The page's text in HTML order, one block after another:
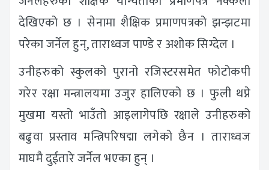
देखिएको छ । सेनामा शैक्षिक प्रमाणपत्रको झन्झटमा
परेका जर्नेल हुन्, ताराध्वज पाण्डे र अशोक सिग्देल ।
उनीहरुको स्कुलको पुरानो रजिस्टरसमेत फोटोकपी
गरेर रक्षा मन्त्रालयमा उजुर हालिएको छ । फुली थप्ने
मुखमा यस्तो भाउँतो आइलागेपछि रक्षाले उनीहरुको
बढुवा प्रस्ताव मन्त्रिपरिषद्मा लगेको छैन । ताराध्वज
माघमै दुईतारे जर्नेल भएका हुन् ।